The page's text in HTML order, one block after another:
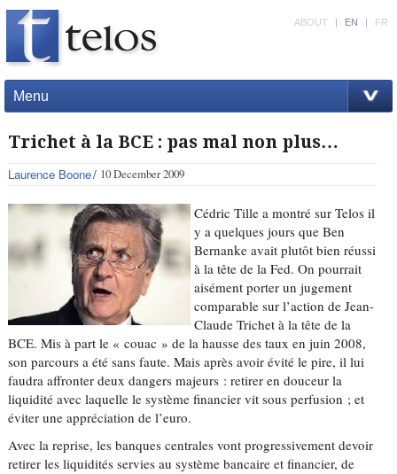
Menu
ABOUT | EN | FR
Trichet à la BCE : pas mal non plus…
Laurence Boone 10 December 2009
Cédric Tille a montré sur Telos il
y a quelques jours que Ben
Bernanke avait plutôt bien réussi
à la tête de la Fed. On pourrait
aisément porter un jugement
comparable sur l’action de Jean-
Claude Trichet à la tête de la
BCE. Mis à part le « couac » de la hausse des taux en juin 2008,
son parcours a été sans faute. Mais après avoir évité le pire, il lui
faudra affronter deux dangers majeurs : retirer en douceur la
liquidité avec laquelle le système financier vit sous perfusion ; et
éviter une appréciation de l’euro.
Avec la reprise, les banques centrales vont progressivement devoir
retirer les liquidités servies au système bancaire et financier, de